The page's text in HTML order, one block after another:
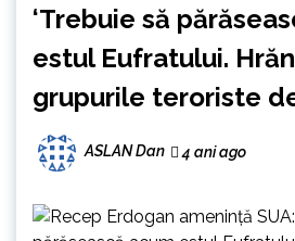
‘Trebuie să
estul Eufratului.
grupurile teroriste
ASLAN Dan 4 ani ago